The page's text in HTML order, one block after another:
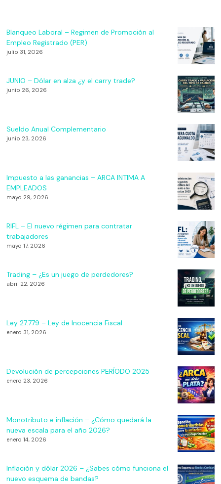
Blanqueo Laboral – Regimen de Promoción al
Empleo Registrado (PER)
julio 31, 2026
JUNIO – Dólar en alza ¿y el carry trade?
junio 26, 2026
Sueldo Anual Complementario
junio 23, 2026
Impuesto a las ganancias – ARCA INTIMA A
EMPLEADOS
mayo 29, 2026
RIFL – El nuevo régimen para contratar
trabajadores
mayo 17, 2026
Trading – ¿Es un juego de perdedores?
abril 22, 2026
Ley 27.779 – Ley de Inocencia Fiscal
enero 31, 2026
Devolución de percepciones PERÍODO 2025
enero 23, 2026
Monotributo e inflación – ¿Cómo quedará la
nueva escala para el año 2026?
enero 14, 2026
Inflación y dólar 2026 – ¿Sabes cómo funciona el
nuevo esquema de bandas?